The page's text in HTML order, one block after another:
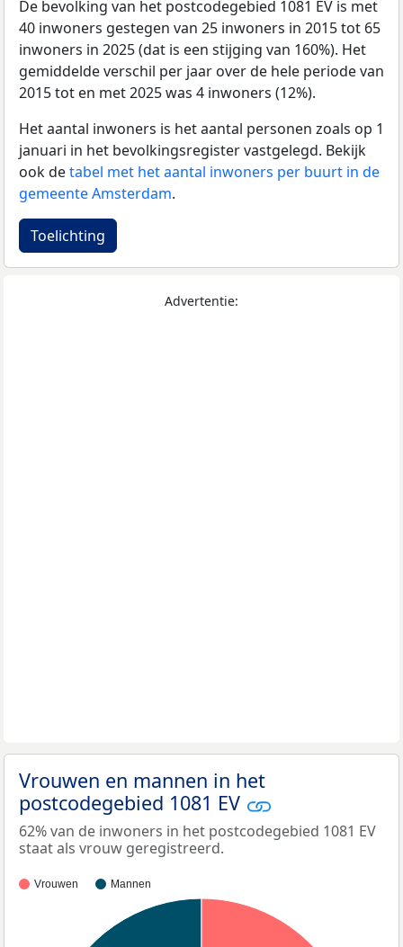
De bevolking van het postcodegebied 1081 EV is met
40 inwoners gestegen van 25 inwoners in 2015 tot 65
inwoners in 2025 (dat is een stijging van 160%). Het
gemiddelde verschil per jaar over de hele periode van
2015 tot en met 2025 was 4 inwoners (12%).
Het aantal inwoners is het aantal personen zoals op 1
januari in het bevolkingsregister vastgelegd. Bekijk
ook detabel met het aantal inwoners per buurt in de
gemeente Amsterdam.
Toelichting
Advertentie:
Vrouwen en mannen in het
postcodegebied 1081 EV
62% van de inwoners in het postcodegebied 1081 EV
staat als vrouw geregistreerd.
Vrouwen Mannen